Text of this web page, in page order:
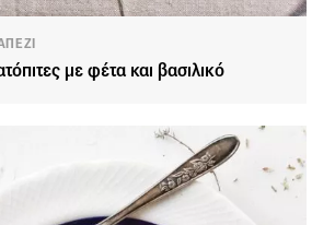
με φέτα και βασιλικό